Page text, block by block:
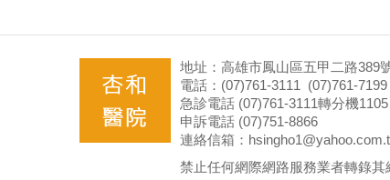
地址：高雄市鳳山區五甲二路389
電話：(07)761-3111 (07)761-
急診電話 (07)761-3111轉分機
申訴電話 (07)751-8866
連絡信箱：
禁止任何網際網路服務業者轉錄